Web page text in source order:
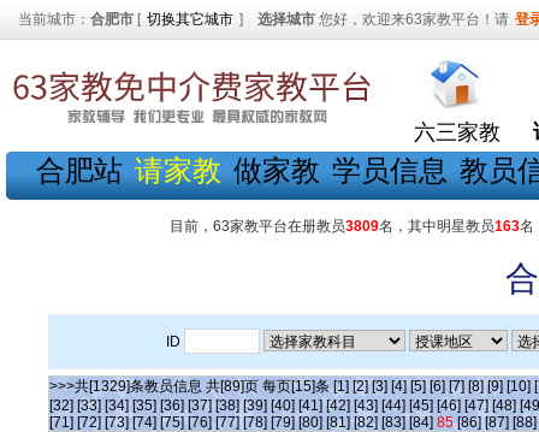
当前城市： 合肥市 [ 切换其它城市 ] 选择城市 您好，欢迎来63家教平台！请 登
六三家教
合肥站 请家教 做家教 学员信息 教员
目前，63家教平台在册教员3809名，其中明星教员163名
ID
>>>共[1329]条教员信息 共[89]页 每页[15]条 [1] [2] [3] [4] [5] [6] [7] [8] [9] [10]
[32] [33] [34] [35] [36] [37] [38] [39] [40] [41] [42] [43] [44] [45] [46] [47] [48]
[71] [72] [73] [74] [75] [76] [77] [78] [79] [80] [81] [82] [83] [84] 85 [86] [87] [88]